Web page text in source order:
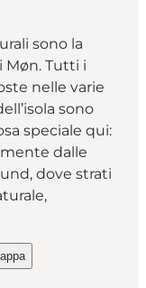
sono la
Møn. Tutti i
nelle varie
sono
speciale qui:
dalle
dove strati